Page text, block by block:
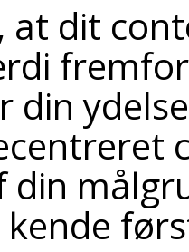
at dit
din
din